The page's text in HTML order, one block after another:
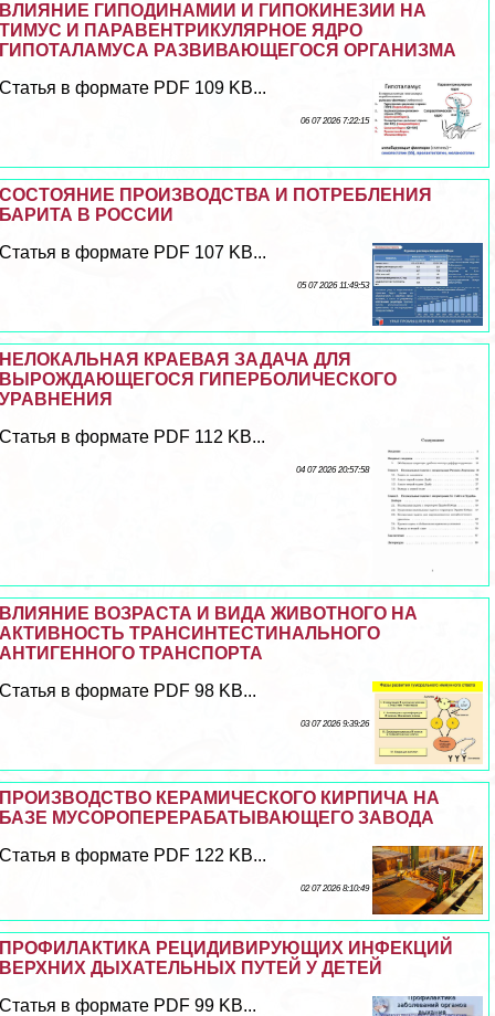
ВЛИЯНИЕ ГИПОДИНАМИИ И ГИПОКИНЕЗИИ НА
ТИМУС И ПАРАВЕНТРИКУЛЯРНОЕ ЯДРО
ГИПОТАЛАМУСА РАЗВИВАЮЩЕГОСЯ ОРГАНИЗМА
Статья в формате PDF 109 KB...
06 07 2026 7:22:15
СОСТОЯНИЕ ПРОИЗВОДСТВА И ПОТРЕБЛЕНИЯ
БАРИТА В РОССИИ
Статья в формате PDF 107 KB...
05 07 2026 11:49:53
НЕЛОКАЛЬНАЯ КРАЕВАЯ ЗАДАЧА ДЛЯ
ВЫРОЖДАЮЩЕГОСЯ ГИПЕРБОЛИЧЕСКОГО
УРАВНЕНИЯ
Статья в формате PDF 112 KB...
04 07 2026 20:57:58
ВЛИЯНИЕ ВОЗРАСТА И ВИДА ЖИВОТНОГО НА
АКТИВНОСТЬ ТРАНСИНТЕСТИНАЛЬНОГО
АНТИГЕННОГО ТРАНСПОРТА
Статья в формате PDF 98 KB...
03 07 2026 9:39:26
ПРОИЗВОДСТВО КЕРАМИЧЕСКОГО КИРПИЧА НА
БАЗЕ МУСОРОПЕРЕРАБАТЫВАЮЩЕГО ЗАВОДА
Статья в формате PDF 122 KB...
02 07 2026 8:10:49
ПРОФИЛАКТИКА РЕЦИДИВИРУЮЩИХ ИНФЕКЦИЙ
ВЕРХНИХ ДЫХАТЕЛЬНЫХ ПУТЕЙ У ДЕТЕЙ
Статья в формате PDF 99 KB...